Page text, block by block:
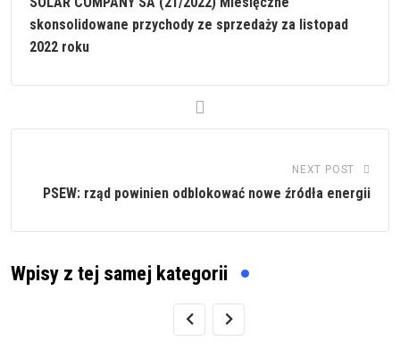
skonsolidowane przychody ze sprzedaży za listopad
2022 roku
NEXT POST
PSEW: rząd powinien odblokować nowe źródła energii
Wpisy z tej samej kategorii